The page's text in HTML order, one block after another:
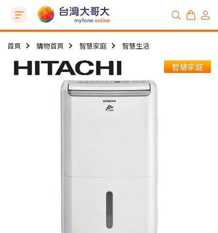
首頁 購物首頁 智慧家庭 智慧生活
智慧家庭